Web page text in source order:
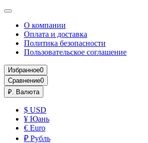
О компании
Оплата и доставка
Политика безопасности
Пользовательское соглашение
Избранное0
Сравнение0
₽. Валюта
$ USD
¥ Юань
€ Euro
₽ Рубль